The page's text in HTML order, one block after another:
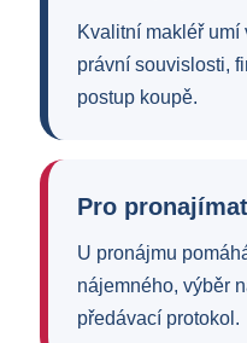
Kvalitní makléř umí
právní souvislosti,
postup koupě.
Pro
U pronájmu
nájemného, výběr
předávací protokol.